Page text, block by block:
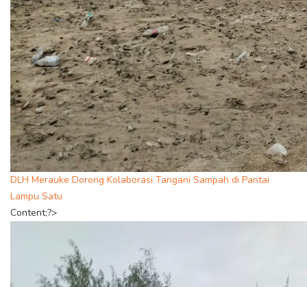
DLH Merauke Dorong Kolaborasi Tangani Sampah di Pantai
Lampu Satu
Content;?>